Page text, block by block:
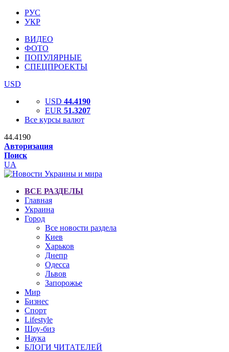
РУС
УКР
ВИДЕО
ФОТО
ПОПУЛЯРНЫЕ
СПЕЦПРОЕКТЫ
USD
USD 44.4190
EUR 51.3207
Все курсы валют
44.4190
Авторизация
Поиск
UA
ВСЕ РАЗДЕЛЫ
Главная
Украина
Город
Все новости раздела
Киев
Харьков
Днепр
Одесса
Львов
Запорожье
Мир
Бизнес
Спорт
Lifestyle
Шоу-биз
Наука
БЛОГИ ЧИТАТЕЛЕЙ